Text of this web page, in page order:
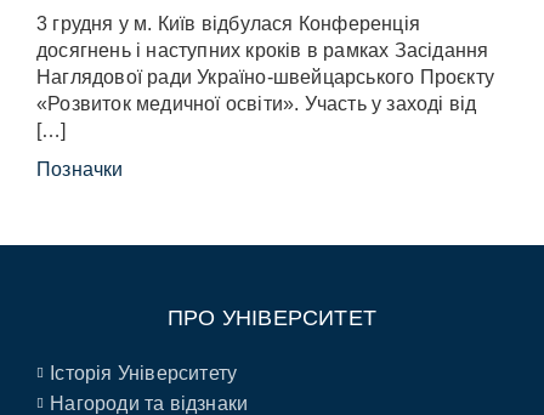
3 грудня у м. Київ відбулася Конференція
досягнень і наступних кроків в рамках Засідання
Наглядової ради Україно-швейцарського Проєкту
«Розвиток медичної освіти». Участь у заході від
[…]
Позначки
ПРО УНІВЕРСИТЕТ
Історія Університету
Нагороди та відзнаки